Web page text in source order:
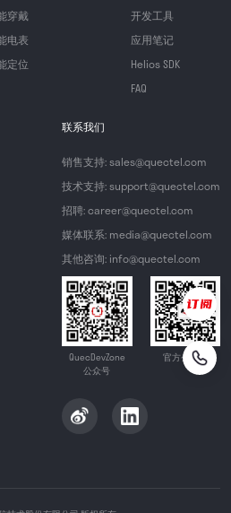
穿戴
电表
定位
开发工具
应用笔记
Helios SDK
FAQ
联系我们
销售支持: sales@quectel.com
技术支持: support@quectel.com
招聘: career@quectel.com
媒体联系: media@quectel.com
其他咨询: info@quectel.com
QuecDevZone
公众号
官方公众号